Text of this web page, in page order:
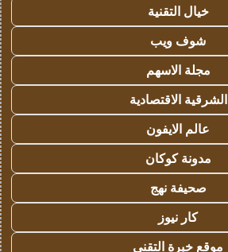
خيال التقنية
شوف ويب
مجلة الاسهم
الشرقية الاقتصادية
عالم الايفون
مدونة كوكان
صحيفة نهج
كار نيوز
موقع خبرة التقني